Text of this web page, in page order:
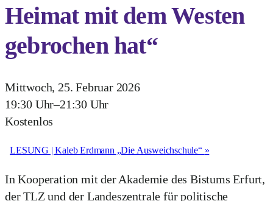
Heimat mit dem Westen
gebrochen hat“
Mittwoch, 25. Februar 2026
19:30 Uhr–21:30 Uhr
Kostenlos
LESUNG | Kaleb Erdmann „Die Ausweichschule“ »
In Kooperation mit der Akademie des Bistums Erfurt,
der TLZ und der Landeszentrale für politische